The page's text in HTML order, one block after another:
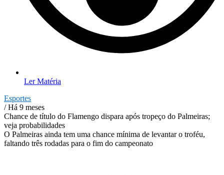
Ler Matéria
Esportes
/ Há 9 meses
Chance de título do Flamengo dispara após tropeço do Palmeiras;
veja probabilidades
O Palmeiras ainda tem uma chance mínima de levantar o troféu,
faltando três rodadas para o fim do campeonato